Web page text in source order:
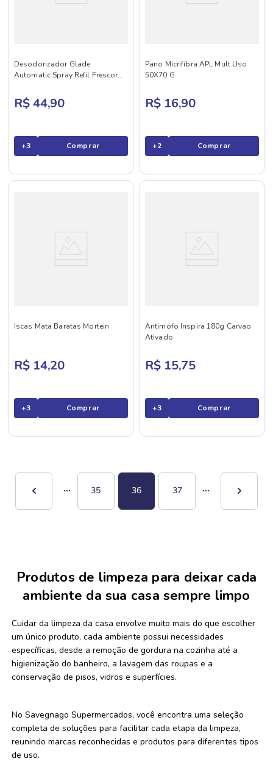
Desodorizador Glade
Automatic Spray Refil Frescor
R$ 44,90
+3 Comprar
Pano Micrifibra APL Mult Uso
50X70 G
R$ 16,90
+2 Comprar
Iscas Mata Baratas Mortein
R$ 14,20
+3 Comprar
Antimofo Inspira 180g Carvao
Ativado
R$ 15,75
+3 Comprar
35 36 37
Produtos de limpeza para deixar cada
ambiente da sua casa sempre limpo
Cuidar da limpeza da casa envolve muito mais do que escolher
um único produto, cada ambiente possui necessidades
específicas, desde a remoção de gordura na cozinha até a
higienização do banheiro, a lavagem das roupas e a
conservação de pisos, vidros e superfícies.
No Savegnago Supermercados, você encontra uma seleção
completa de soluções para facilitar cada etapa da limpeza,
reunindo marcas reconhecidas e produtos para diferentes tipos
de uso.